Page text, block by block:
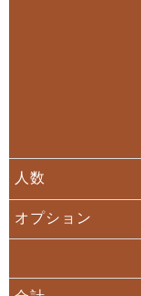
人数
オプション